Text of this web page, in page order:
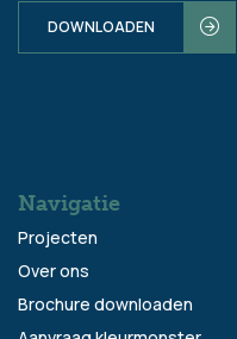
DOWNLOADEN
Navigatie
Projecten
Over ons
Brochure downloaden